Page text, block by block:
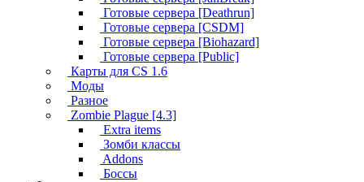
Готовые сервера [Deathrun]
Готовые сервера [CSDM]
Готовые сервера [Biohazard]
Готовые сервера [Public]
Карты для CS 1.6
Моды
Разное
Zombie Plague [4.3]
Extra items
Зомби классы
Addons
Боссы